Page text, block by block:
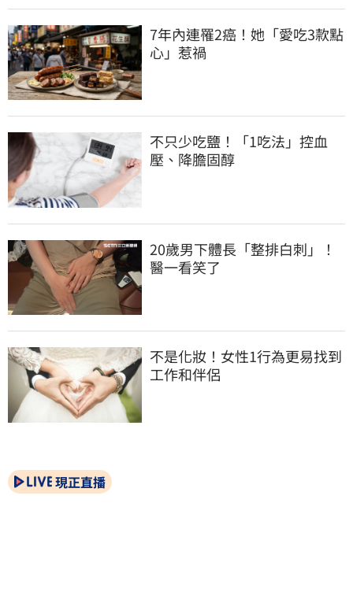
7年內連罹2癌！她「愛吃3款點
心」惹禍
不只少吃鹽！「1吃法」控血
壓、降膽固醇
20歲男下體長「整排白刺」！
醫一看笑了
不是化妝！女性1行為更易找到
工作和伴侶
現正直播